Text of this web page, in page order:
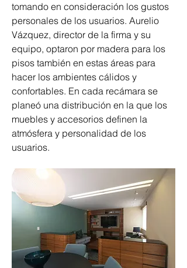
tomando en consideración los gustos
personales de los usuarios. Aurelio
Vázquez, director de la firma y su
equipo, optaron por madera para los
pisos también en estas áreas para
hacer los ambientes cálidos y
confortables. En cada recámara se
planeó una distribución en la que los
muebles y accesorios definen la
atmósfera y personalidad de los
usuarios.